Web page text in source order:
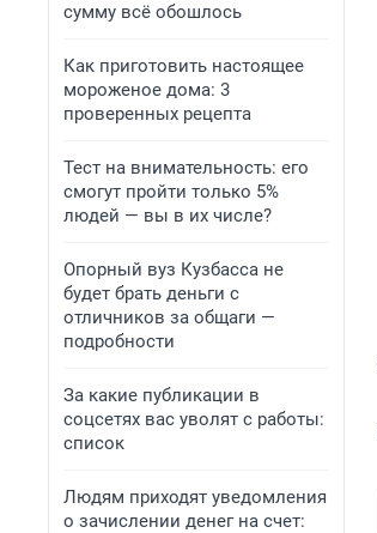
сумму всё обошлось
Как приготовить настоящее
мороженое дома: 3
проверенных рецепта
Тест на внимательность: его
смогут пройти только 5%
людей — вы в их числе?
Опорный вуз Кузбасса не
будет брать деньги с
отличников за общаги —
подробности
За какие публикации в
соцсетях вас уволят с работы:
список
Людям приходят уведомления
о зачислении денег на счет: